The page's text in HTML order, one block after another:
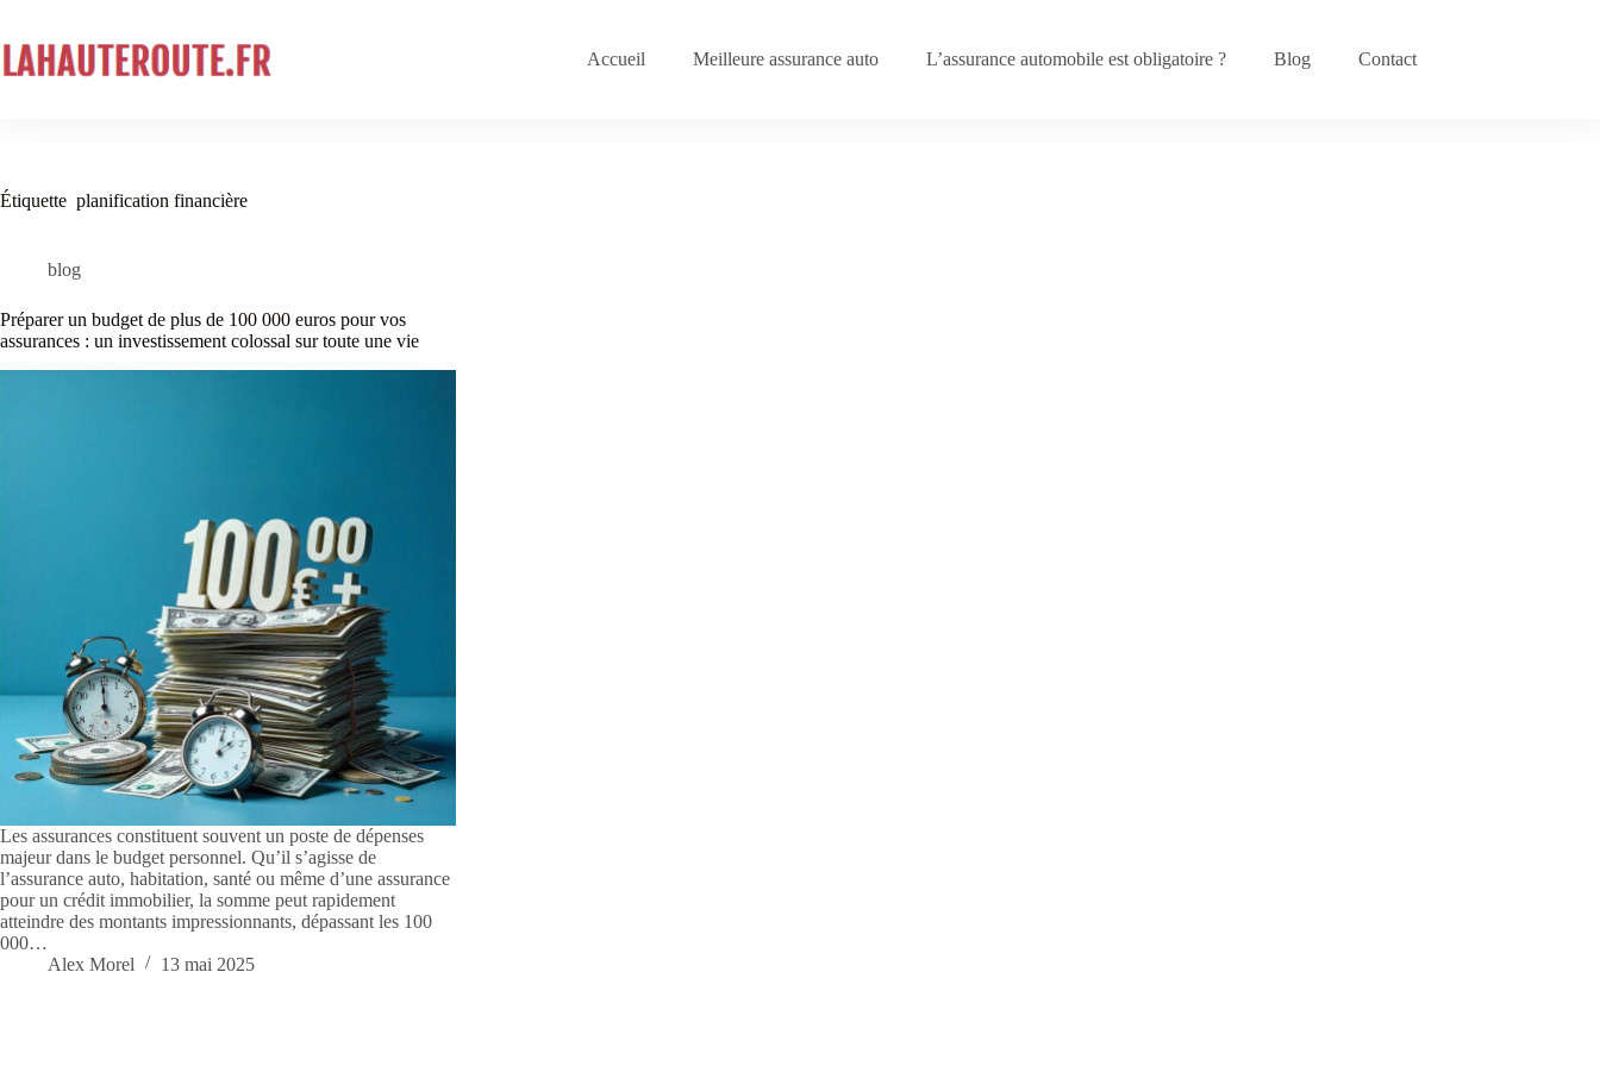
contenu
Accueil Meilleure assurance auto L’assurance automobile est obligatoire ? Blog Contact
Étiquette planification financière
blog
Préparer un budget de plus de 100 000 euros pour vos
assurances : un investissement colossal sur toute une vie
Les assurances constituent souvent un poste de dépenses
majeur dans le budget personnel. Qu’il s’agisse de
l’assurance auto, habitation, santé ou même d’une assurance
pour un crédit immobilier, la somme peut rapidement
atteindre des montants impressionnants, dépassant les 100
000…
Alex Morel
13 mai 2025